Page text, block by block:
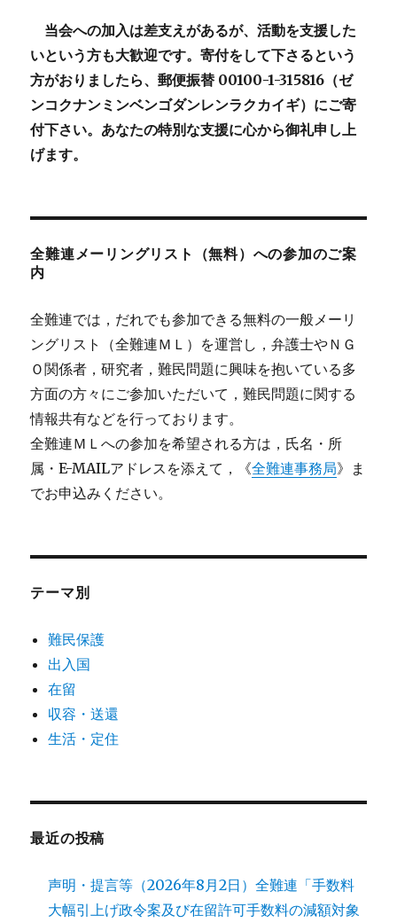
当会への加入は差支えがあるが、活動を支援した
いという方も大歓迎です。寄付をして下さるという
方がおりましたら、郵便振替 00100-1-315816（ゼ
ンコクナンミンベンゴダンレンラクカイギ）にご寄
付下さい。あなたの特別な支援に心から御礼申し上
げます。
全難連メーリングリスト（無料）への参加のご案
内
全難連では，だれでも参加できる無料の一般メーリ
ングリスト（全難連ＭＬ）を運営し，弁護士やＮＧ
Ｏ関係者，研究者，難民問題に興味を抱いている多
方面の方々にご参加いただいて，難民問題に関する
情報共有などを行っております。
全難連ＭＬへの参加を希望される方は，氏名・所
属・E-MAILアドレスを添えて，《全難連事務局》ま
でお申込みください。
テーマ別
難民保護
出入国
在留
収容・送還
生活・定住
最近の投稿
声明・提言等（2026年8月2日）全難連「手数料
大幅引上げ政令案及び在留許可手数料の減額対象